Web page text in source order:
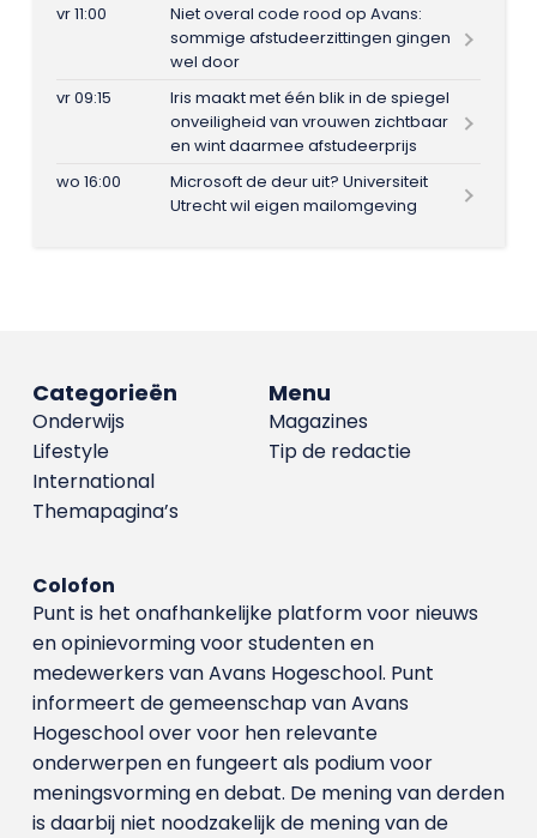
vr 11:00
Niet overal code rood op Avans:
sommige afstudeerzittingen gingen
wel door
vr 09:15
Iris maakt met één blik in de spiegel
onveiligheid van vrouwen zichtbaar
en wint daarmee afstudeerprijs
wo 16:00
Microsoft de deur uit? Universiteit
Utrecht wil eigen mailomgeving
Menu
Magazines
Tip de redactie
Categorieën
Onderwijs
Lifestyle
International
Themapagina’s
Colofon
Punt is het onafhankelijke platform voor nieuws
en opinievorming voor studenten en
medewerkers van Avans Hoge­school. Punt
informeert de gemeenschap van Avans
Hogeschool over voor hen relevante
onderwerpen en fungeert als podium voor
meningsvorming en debat. De mening van derden
is daarbij niet noodzakelijk de mening van de